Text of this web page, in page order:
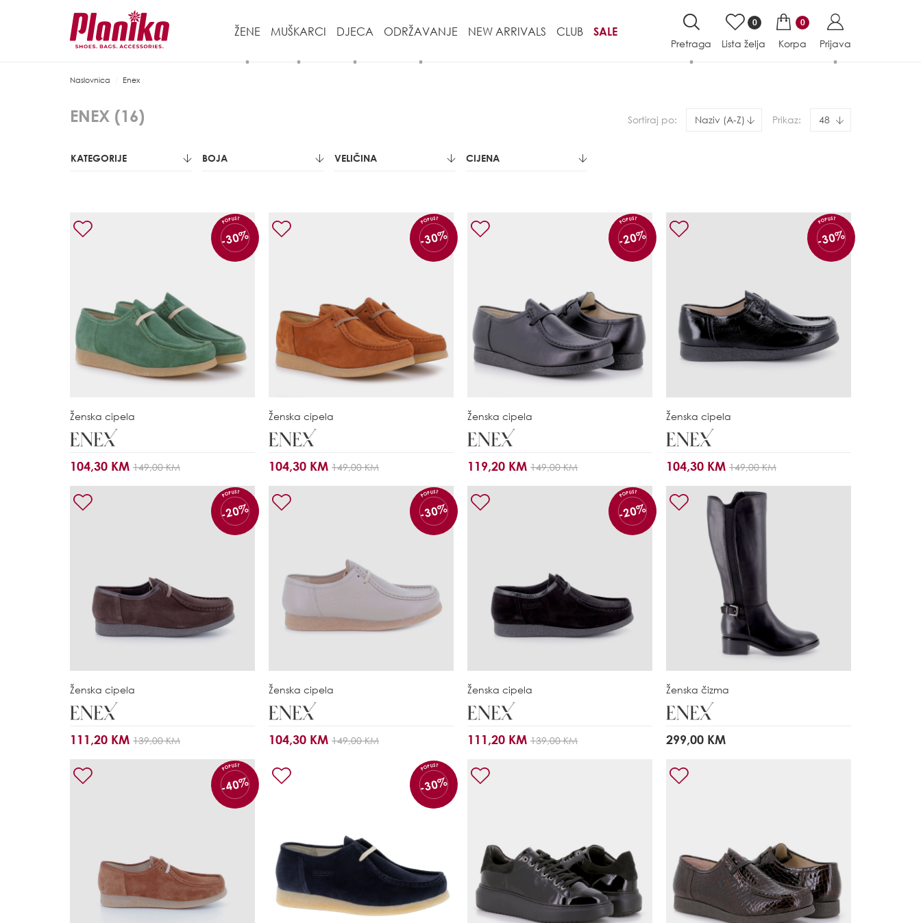
ŽENE MUŠKARCI DJECA ODRŽAVANJE NEW ARRIVALS CLUB SALE
Pretraga
0
Lista želja
0
Korpa Prijava
Naslovnica Enex
ENEX (16) Sortiraj po: Naziv (A-Z) Prikaz: 48
KATEGORIJE BOJA VELIČINA CIJENA
POPUST
-30%
Ženska cipela
104,30 KM 149,00 KM
POPUST
-30%
Ženska cipela
104,30 KM 149,00 KM
POPUST
-20%
Ženska cipela
119,20 KM 149,00 KM
POPUST
-30%
Ženska cipela
104,30 KM 149,00 KM
POPUST
-20%
Ženska cipela
111,20 KM 139,00 KM
POPUST
-30%
Ženska cipela
104,30 KM 149,00 KM
POPUST
-20%
Ženska cipela
111,20 KM 139,00 KM
Ženska čizma
299,00 KM
POPUST
-40%
POPUST
-30%